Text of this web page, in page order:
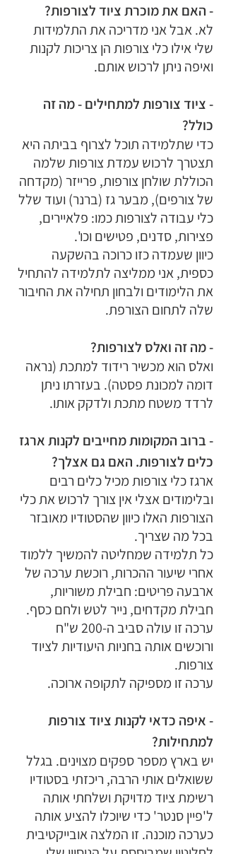
- האם את מוכרת ציוד לצורפות?
לא. אבל אני מדריכה את התלמידות
שלי אילו כלי צורפות הן צריכות לקנות
ואיפה ניתן לרכוש אותם.
- ציוד צורפות למתחילים - מה זה
כולל?
כדי שתלמידה תוכל לצרוף בביתה היא
תצטרך לרכוש עמדת צורפות שלמה
הכוללת שולחן צורפות, פרייזר (מקדחה
של צורפים), מבער גז (ברנר) ועוד שלל
כלי עבודה לצורפות כמו: פלאיירים,
פצירות, סדנים, פטישים וכו'.
כיוון שעמדה כזו כרוכה בהשקעה
כספית, אני ממליצה לתלמידה להתחיל
את הלימודים ולבחון תחילה את החיבור
שלה לתחום הצורפת.
- מה זה ואלס לצורפות?
ואלס הוא מכשיר רידוד למתכת (נראה
דומה למכונת פסטה). בעזרתו ניתן
לרדד משטח מתכת ולדקק אותו.
- ברוב המקומות מחייבים לקנות ארגז
כלים לצורפות. האם גם אצלך?
ארגז כלי צורפות מכיל כלים רבים
ובלימודים אצלי אין צורך לרכוש את כלי
הצורפות האלו כיוון שהסטודיו מאובזר
בכל מה שצריך.
כל תלמידה שמחליטה להמשיך ללמוד
אחרי שיעור ההכרות, רוכשת ערכה של
ארבעה פריטים: חבילת משוריות,
חבילת מקדחים, נייר לטש ולחם כסף.
ערכה זו עולה סביב ה-200 ש"ח
ורוכשים אותה בחניות היעודיות לציוד
צורפות.
ערכה זו מספיקה לתקופה ארוכה.
- איפה כדאי לקנות ציוד צורפות
למתחילות?
יש בארץ מספר ספקים מצוינים. בגלל
ששואלים אותי הרבה, ריכזתי בסטודיו
רשימת ציוד מדויקת ושלחתי אותה
ל'פיין סנטר' כדי שיוכלו להציע אותה
כערכה מוכנה. זו המלצה אובייקטיבית